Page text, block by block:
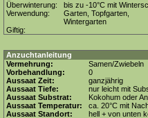
Überwinterung:
bis zu -10°C mit
Verwendung:
Garten, Topfgarten,
Wintergarten
Giftig:
Anzuchtanleitung
Vermehrung:
Samen/Zwiebeln
Vorbehandlung:
0
Aussaat Zeit:
ganzjährig
Aussaat Tiefe:
nur leicht mit
Aussaat Substrat:
Kokohum oder
Aussaat Temperatur:
ca. 20°C mit
Aussaat Standort:
hell + von unten